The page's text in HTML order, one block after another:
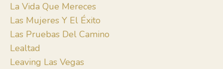
La Vida Que Mereces
Las Mujeres Y El Éxito
Las Pruebas Del Camino
Lealtad
Leaving Las Vegas